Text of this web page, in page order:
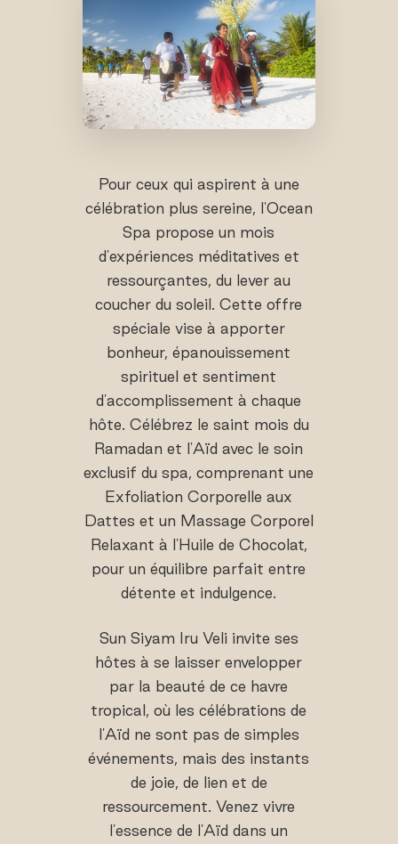
Pour ceux qui aspirent à une
célébration plus sereine, l'Ocean
Spa propose un mois
d'expériences méditatives et
ressourçantes, du lever au
coucher du soleil. Cette offre
spéciale vise à apporter
bonheur, épanouissement
spirituel et sentiment
d'accomplissement à chaque
hôte. Célébrez le saint mois du
Ramadan et l'Aïd avec le soin
exclusif du spa, comprenant une
Exfoliation Corporelle aux
Dattes et un Massage Corporel
Relaxant à l'Huile de Chocolat,
pour un équilibre parfait entre
détente et indulgence.
Sun Siyam Iru Veli invite ses
hôtes à se laisser envelopper
par la beauté de ce havre
tropical, où les célébrations de
l'Aïd ne sont pas de simples
événements, mais des instants
de joie, de lien et de
ressourcement. Venez vivre
l'essence de l'Aïd dans un